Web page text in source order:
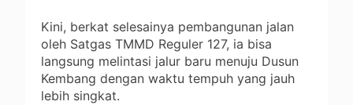
Kini, berkat selesainya pembangunan jalan
oleh Satgas TMMD Reguler 127, ia bisa
langsung melintasi jalur baru menuju Dusun
Kembang dengan waktu tempuh yang jauh
lebih singkat.